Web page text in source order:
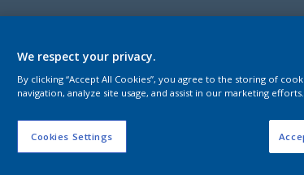
We respect your privacy.
By clicking “Accept All Cookies”, you agree to the storing of
navigation, analyze site usage, and assist in our marketing efforts.
Cookies Settings